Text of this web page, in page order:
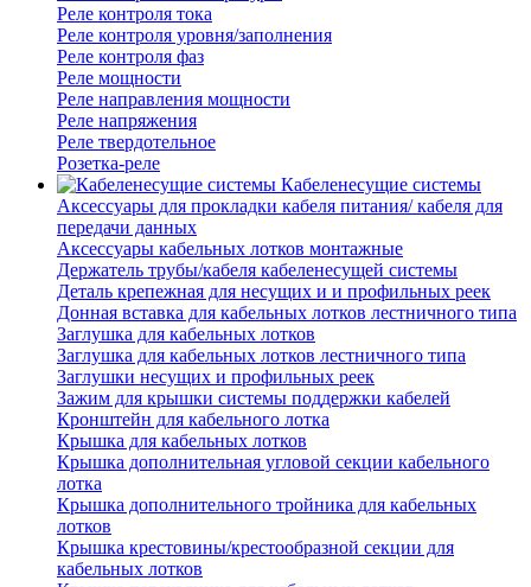
Реле контроля тока
Реле контроля уровня/заполнения
Реле контроля фаз
Реле мощности
Реле направления мощности
Реле напряжения
Реле твердотельное
Розетка-реле
Кабеленесущие системы
Аксессуары для прокладки кабеля питания/ кабеля для
передачи данных
Аксессуары кабельных лотков монтажные
Держатель трубы/кабеля кабеленесущей системы
Деталь крепежная для несущих и и профильных реек
Донная вставка для кабельных лотков лестничного типа
Заглушка для кабельных лотков
Заглушка для кабельных лотков лестничного типа
Заглушки несущих и профильных реек
Зажим для крышки системы поддержки кабелей
Кронштейн для кабельного лотка
Крышка для кабельных лотков
Крышка дополнительная угловой секции кабельного
лотка
Крышка дополнительного тройника для кабельных
лотков
Крышка крестовины/крестообразной секции для
кабельных лотков